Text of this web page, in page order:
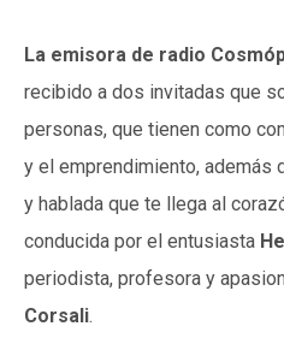
La emisora de radio
recibido a dos invitadas que
personas, que tienen como
y el emprendimiento, además
y hablada que te llega al
conducida por el entusiasta
periodista, profesora y
Corsali.